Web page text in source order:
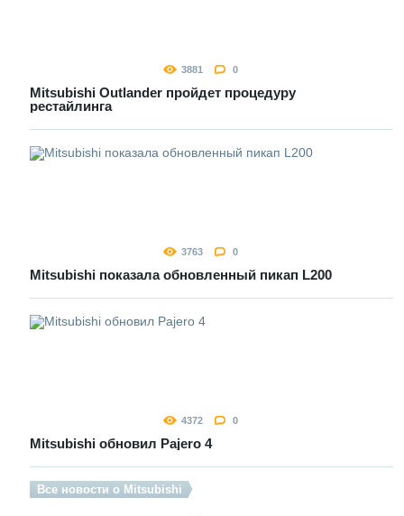
3881 0
Mitsubishi Outlander пройдет процедуру
рестайлинга
3763 0
Mitsubishi показала обновленный пикап L200
4372 0
Mitsubishi обновил Pajero 4
Все новости о Mitsubishi